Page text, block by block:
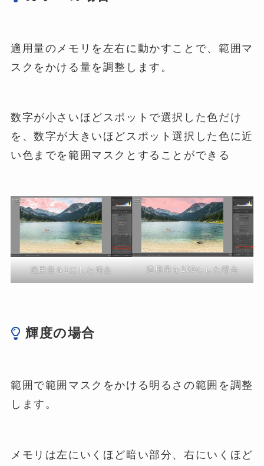
適用量のメモリを左右に動かすことで、範囲マ
スクをかける量を調整します。
数字が小さいほどスポットで選択した色だけ
を、数字が大きいほどスポット選択した色に近
い色までを範囲マスクとすることができる
適用量を1にした場合 適用量を100にした場合
輝度の場合
範囲で範囲マスクをかける明るさの範囲を調整
します。
メモリは左にいくほど暗い部分、右にいくほど